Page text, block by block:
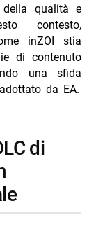
far
se aprirà
Hits batte
qualità e
contesto,
inZOI stia
di contenuto
una sfida
da EA.